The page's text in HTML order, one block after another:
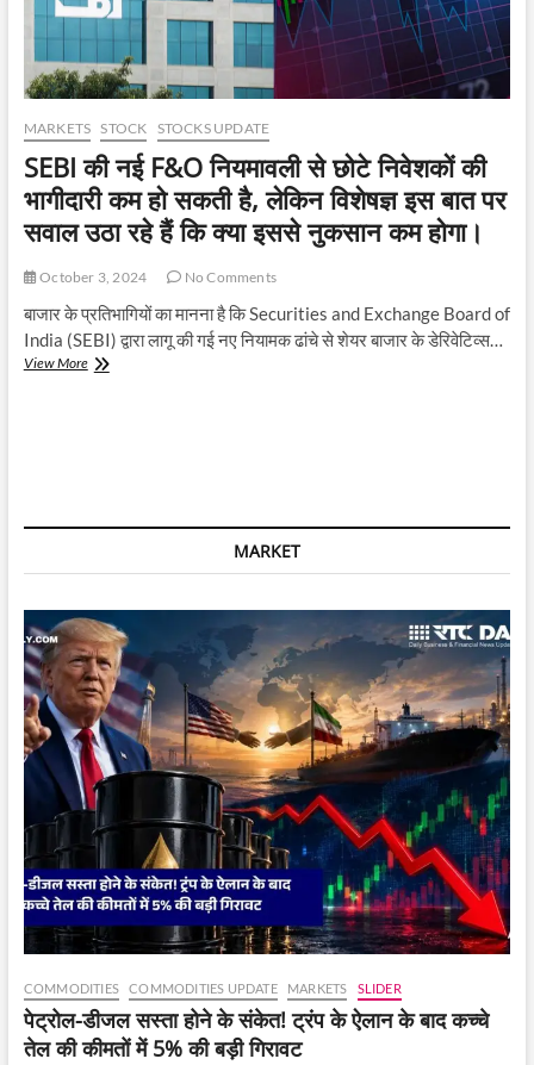
MARKETS STOCK STOCKS UPDATE
SEBI की नई F&O नियमावली से छोटे निवेशकों की
भागीदारी कम हो सकती है, लेकिन विशेषज्ञ इस बात पर
सवाल उठा रहे हैं कि क्या इससे नुकसान कम होगा।
October 3, 2024 No Comments
बाजार के प्रतिभागियों का मानना है कि Securities and Exchange Board of
India (SEBI) द्वारा लागू की गई नए नियामक ढांचे से शेयर बाजार के डेरिवेटिव्स…
View MoreSEBI
की
कम
सकती
है,
लेकिन
विशेषज्ञ
इस
बात
पर
सवाल
उठा
रहे
हैं
क्या
इससे
कम
MARKET
COMMODITIES COMMODITIES UPDATE MARKETS SLIDER
पेट्रोल-डीजल सस्ता होने के संकेत! ट्रंप के ऐलान के बाद कच्चे
तेल की कीमतों में 5% की बड़ी गिरावट